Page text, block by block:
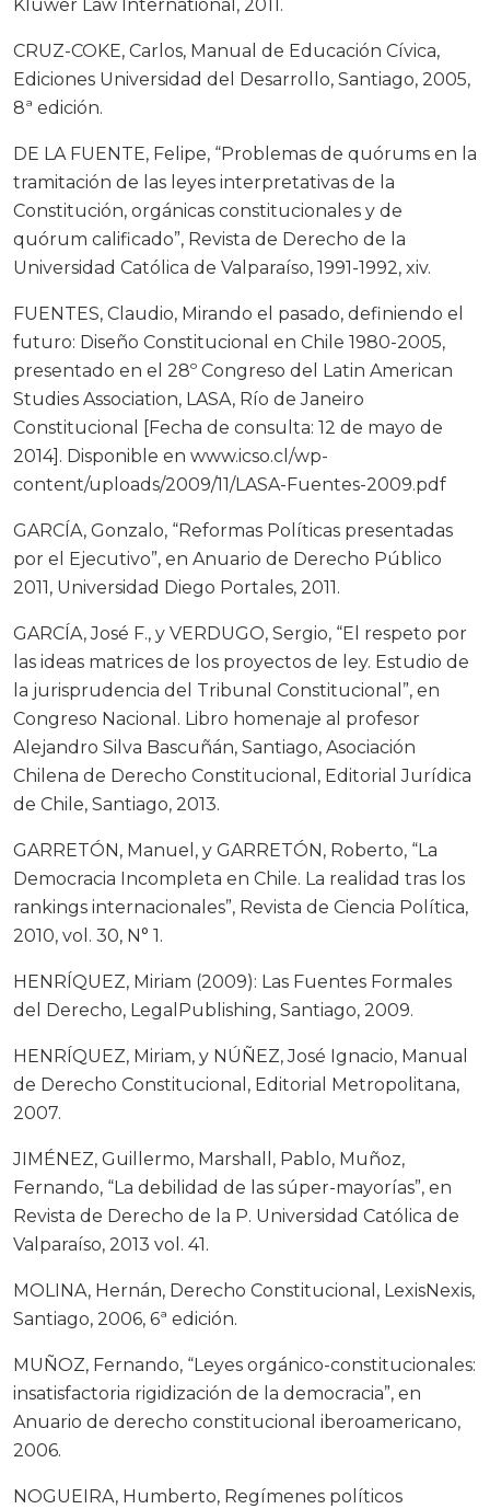
Kluwer Law International, 2011.
CRUZ-COKE, Carlos, Manual de Educación Cívica,
Ediciones Universidad del Desarrollo, Santiago, 2005,
8ª edición.
DE LA FUENTE, Felipe, “Problemas de quórums en la
tramitación de las leyes interpretativas de la
Constitución, orgánicas constitucionales y de
quórum calificado”, Revista de Derecho de la
Universidad Católica de Valparaíso, 1991-1992, xiv.
FUENTES, Claudio, Mirando el pasado, definiendo el
futuro: Diseño Constitucional en Chile 1980-2005,
presentado en el 28º Congreso del Latin American
Studies Association, LASA, Río de Janeiro
Constitucional [Fecha de consulta: 12 de mayo de
2014]. Disponible en www.icso.cl/wp-
content/uploads/2009/11/LASA-Fuentes-2009.pdf
GARCÍA, Gonzalo, “Reformas Políticas presentadas
por el Ejecutivo”, en Anuario de Derecho Público
2011, Universidad Diego Portales, 2011.
GARCÍA, José F., y VERDUGO, Sergio, “El respeto por
las ideas matrices de los proyectos de ley. Estudio de
la jurisprudencia del Tribunal Constitucional”, en
Congreso Nacional. Libro homenaje al profesor
Alejandro Silva Bascuñán, Santiago, Asociación
Chilena de Derecho Constitucional, Editorial Jurídica
de Chile, Santiago, 2013.
GARRETÓN, Manuel, y GARRETÓN, Roberto, “La
Democracia Incompleta en Chile. La realidad tras los
rankings internacionales”, Revista de Ciencia Política,
2010, vol. 30, N° 1.
HENRÍQUEZ, Miriam (2009): Las Fuentes Formales
del Derecho, LegalPublishing, Santiago, 2009.
HENRÍQUEZ, Miriam, y NÚÑEZ, José Ignacio, Manual
de Derecho Constitucional, Editorial Metropolitana,
2007.
JIMÉNEZ, Guillermo, Marshall, Pablo, Muñoz,
Fernando, “La debilidad de las súper-mayorías”, en
Revista de Derecho de la P. Universidad Católica de
Valparaíso, 2013 vol. 41.
MOLINA, Hernán, Derecho Constitucional, LexisNexis,
Santiago, 2006, 6ª edición.
MUÑOZ, Fernando, “Leyes orgánico-constitucionales:
insatisfactoria rigidización de la democracia”, en
Anuario de derecho constitucional iberoamericano,
2006.
NOGUEIRA, Humberto, Regímenes políticos